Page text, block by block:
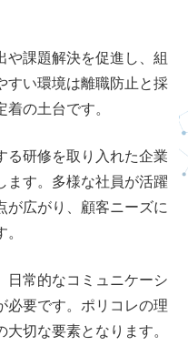
や課題解決を促進し、組
すい環境は離職防止と採
の土台です。
る研修を取り入れた企業
ます。多様な社員が活躍
が広がり、顧客ニーズに
日常的なコミュニケーシ
必要です。ポリコレの理
切な要素となります。